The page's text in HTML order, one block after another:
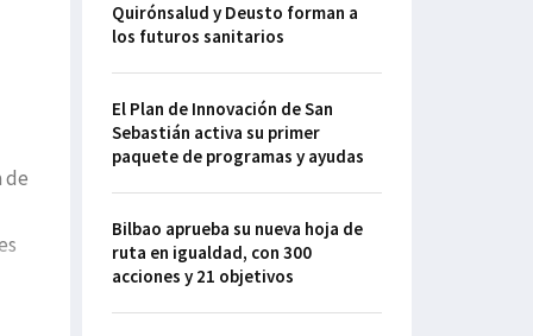
de
Quirónsalud y Deusto forman a
los futuros sanitarios
El Plan de Innovación de San
Sebastián activa su primer
paquete de programas y ayudas
Bilbao aprueba su nueva hoja de
ruta en igualdad, con 300
acciones y 21 objetivos